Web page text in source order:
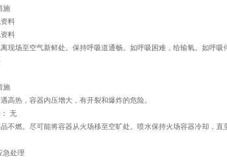
施
料
料
现场至空气新鲜处。保持呼吸道通畅。如呼吸困难，给输氧。如呼
施
高热，容器内压增大，有开裂和爆炸的危险。
无
不燃。尽可能将容器从火场移至空旷处。喷水保持火场容器冷却，直
急处理